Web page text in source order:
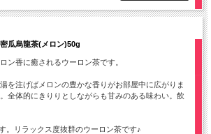
瓜烏龍茶(メロン)50g
ロン香に癒されるウーロン茶です。
を注げばメロンの豊かな香りがお部屋中に広がりま
全体的にきりりとしながらも甘みのある味わい。飲
。リラックス度抜群のウーロン茶です♪